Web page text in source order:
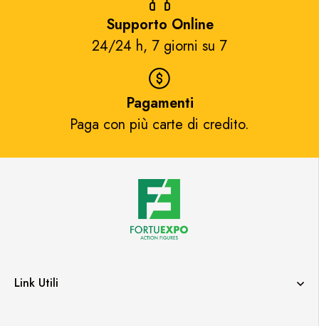
Supporto Online
24/24 h, 7 giorni su 7​
Pagamenti
Paga con più carte di credito.​
Link Utili